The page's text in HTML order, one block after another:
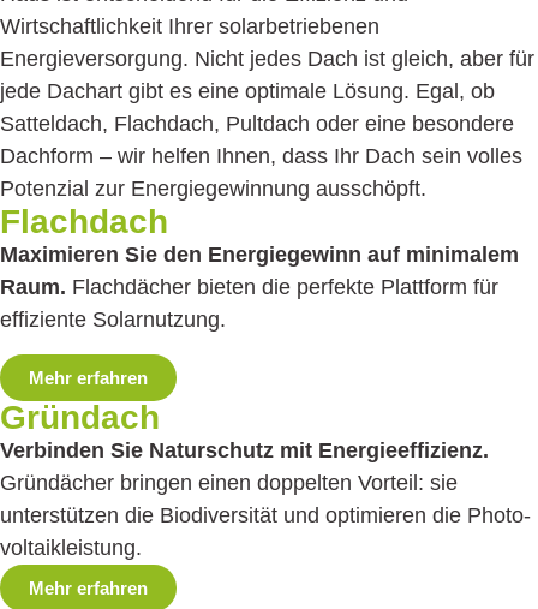
Wirtschaftlichkeit Ihrer solarbetriebenen
Energieversorgung. Nicht jedes Dach ist gleich, aber für
jede Dachart gibt es eine optimale Lösung. Egal, ob
Satteldach, Flachdach, Pultdach oder eine besondere
Dachform – wir helfen Ihnen, dass Ihr Dach sein volles
Potenzial zur Energiegewinnung aus­schöpft.
Flachdach
Maximieren Sie den Energiegewinn auf minimalem
Raum. Flachdächer bieten die perfekte Plattform für
effiziente Solar­nutzung.
Mehr erfahren
Gründach
Verbinden Sie Naturschutz mit Energie­effizienz.
Gründächer bringen einen doppelten Vorteil: sie
unterstützen die Biodiversität und optimieren die Photo­
voltaikleistung.
Mehr erfahren